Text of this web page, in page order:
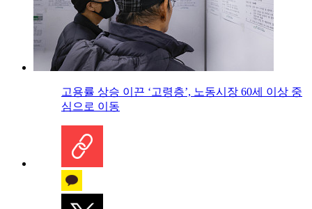
고용률 상승 이끈 ‘고령층’, 노동시장 60세 이상 중
심으로 이동